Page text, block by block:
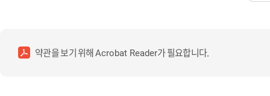
약관을 보기 위해Acrobat Reader가 필요합니다.